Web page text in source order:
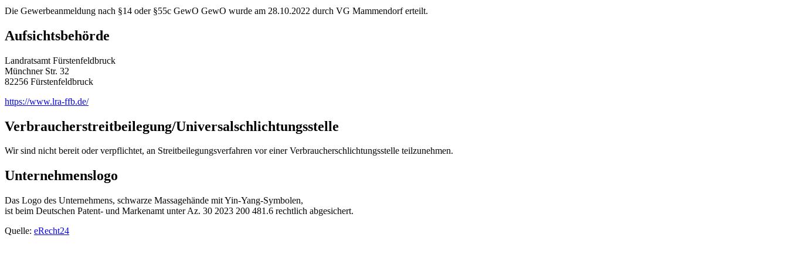
Die Gewerbeanmeldung nach §14 oder §55c GewO GewO wurde am 28.10.2022 durch VG Mammendorf erteilt.
Aufsichtsbehörde
Landratsamt Fürstenfeldbruck
Münchner Str. 32
82256 Fürstenfeldbruck
https://www.lra-ffb.de/
Verbraucher­streit­beilegung/Universal­schlichtungs­stelle
Wir sind nicht bereit oder verpflichtet, an Streitbeilegungsverfahren vor einer Verbraucherschlichtungsstelle teilzunehmen.
Unternehmenslogo
Das Logo des Unternehmens, schwarze Massagehände mit Yin-Yang-Symbolen,
ist beim Deutschen Patent- und Markenamt unter Az. 30 2023 200 481.6 rechtlich abgesichert.
Quelle: eRecht24